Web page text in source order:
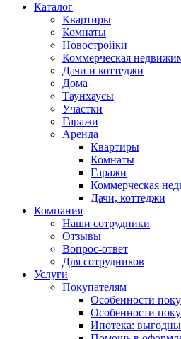
Каталог
Квартиры
Комнаты
Новостройки
Коммерческая
Дачи и коттеджи
Дома
Таунхаусы
Участки
Гаражи
Аренда
Квартиры
Комнаты
Гаражи
Коммерческая
Дачи, коттеджи
Компания
Наши сотрудники
Отзывы
Вопрос-ответ
Для сотрудников
Услуги
Покупателям
Особенности
Особенности
Ипотека: